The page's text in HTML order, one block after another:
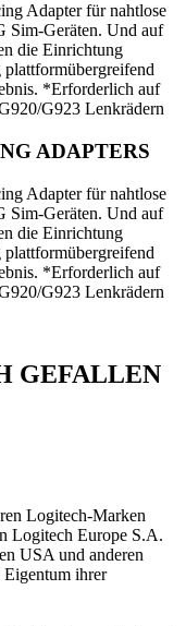
Adapter für nahtlose
Sim-Geräten. Und auf
die Einrichtung
plattformübergreifend
*Erforderlich auf
G923 Lenkrädern
ADAPTERS
Adapter für nahtlose
Sim-Geräten. Und auf
die Einrichtung
plattformübergreifend
*Erforderlich auf
G923 Lenkrädern
GEFALLEN
Logitech-Marken
Logitech Europe S.A.
USA und anderen
ihrer